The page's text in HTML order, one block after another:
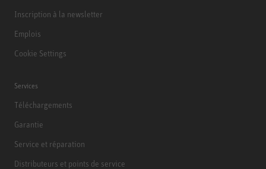
Inscription à la newsletter
Emplois
Cookie Settings
Services
Téléchargements
Garantie
Service et réparation
Distributeurs et points de service